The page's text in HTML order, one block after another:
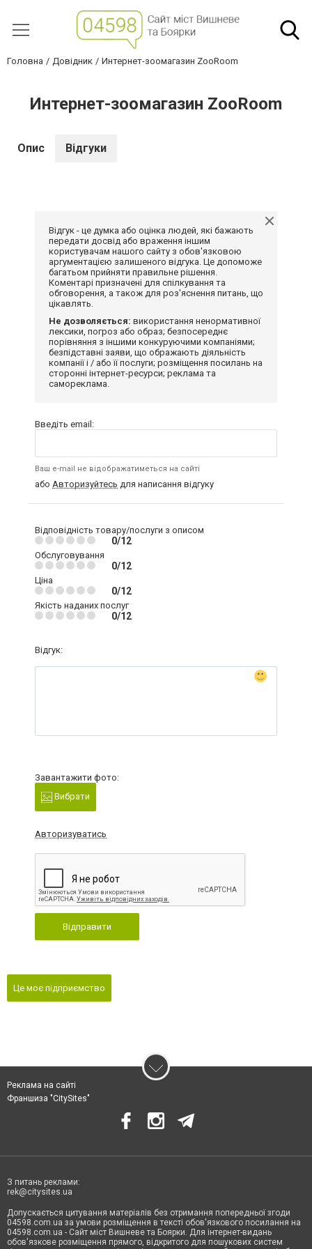
Головна Довідник Интернет-зоомагазин ZooRoom
Интернет-зоомагазин ZooRoom
Опис Відгуки
Відгук - це думка або оцінка людей, які бажають
передати досвід або враження іншим
користувачам нашого сайту з обов'язковою
аргументацією залишеного відгука. Це допоможе
багатьом прийняти правильне рішення.
Коментарі призначені для спілкування та
обговорення, а також для роз'яснення питань, що
цікавлять.
Не дозволяється: використання ненормативної
лексики, погроз або образ; безпосереднє
порівняння з іншими конкуруючими компаніями;
безпідставні заяви, що ображають діяльність
компанії і / або її послуги; розміщення посилань на
сторонні інтернет-ресурси; реклама та
самореклама.
Введіть email:
Ваш e-mail не відображатиметься на сайті
або Авторизуйтесь для написання відгуку
Відповідність товару/послуги з описом
0/12
Обслуговування
0/12
Ціна
0/12
Якість наданих послуг
0/12
Відгук:
Завантажити фото:
Вибрати
Авторизуватись
Відправити
Це моє підприємство
Реклама на сайті
Франшиза "CitySites"
З питань реклами:
rek@citysites.ua
Допускається цитування матеріалів без отримання попередньої згоди
04598.com.ua за умови розміщення в тексті обов'язкового посилання на
04598.com.ua - Сайт міст Вишневе та Боярки. Для інтернет-видань
обов'язкове розміщення прямого, відкритого для пошукових систем